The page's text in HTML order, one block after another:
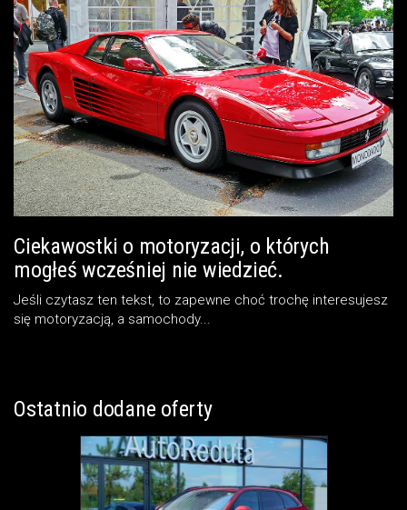
Ciekawostki o motoryzacji, o których
mogłeś wcześniej nie wiedzieć.
Jeśli czytasz ten tekst, to zapewne choć trochę interesujesz
się motoryzacją, a samochody...
Ostatnio dodane oferty